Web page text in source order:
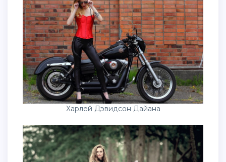
Харлей Дэвидсон Дайана